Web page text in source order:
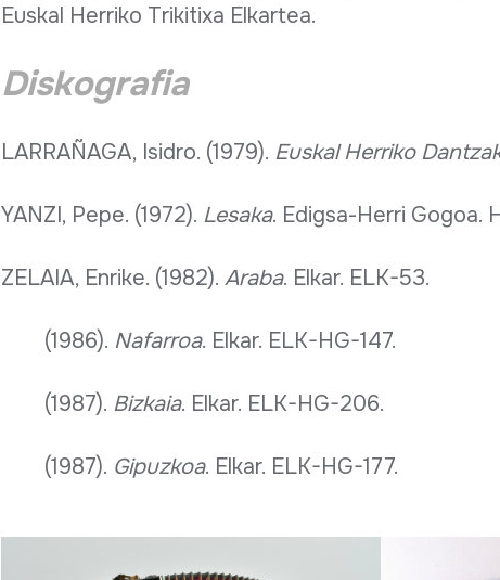
Euskal Herriko Trikitixa Elkartea.
Diskografia
LARRAÑAGA, Isidro. (1979). Euskal Herriko
YANZI, Pepe. (1972). Lesaka. Edigsa-Herri Gogoa.
ZELAIA, Enrike. (1982). Araba. Elkar. ELK-53.
(1986). Nafarroa. Elkar. ELK-HG-147.
(1987). Bizkaia. Elkar. ELK-HG-206.
(1987). Gipuzkoa. Elkar. ELK-HG-177.